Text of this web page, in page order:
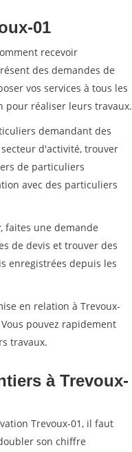
01
recevoir
des demandes de
vos services à tous les
pour réaliser leurs travaux.
demandant des
d'activité, trouver
de particuliers
avec des particuliers
, faites une demande
de devis et trouver des
enregistrées depuis les
en relation à Trevoux-
pouvez rapidement
travaux.
à Trevoux-
Trevoux-01, il faut
son chiffre